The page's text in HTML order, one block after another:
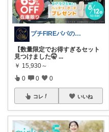
プチFIREパパの厳選アイテム
【数量限定でお得すぎるセット
見つけました🤫 ...
￥ 15,930～
0 0 0
コレ いいね